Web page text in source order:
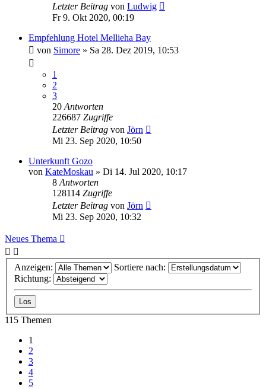
Letzter Beitrag von Ludwig
Fr 9. Okt 2020, 00:19
Empfehlung Hotel Mellieha Bay
von Simore » Sa 28. Dez 2019, 10:53
1
2
3
20 Antworten
226687 Zugriffe
Letzter Beitrag von Jörn
Mi 23. Sep 2020, 10:50
Unterkunft Gozo
von KateMoskau » Di 14. Jul 2020, 10:17
8 Antworten
128114 Zugriffe
Letzter Beitrag von Jörn
Mi 23. Sep 2020, 10:32
Neues Thema
Anzeigen:
Sortiere nach:
Richtung:
115 Themen
1
2
3
4
5